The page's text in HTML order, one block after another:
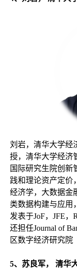
刘岩，清华大学经
授，清华大学经济
国际研究生院创新
践和理论资产定价
经济学，大数据金
类数据构建与应用
发表于JoF，JFE，
还担任Journal of
区数字经济研究院
5、苏良军， 清华